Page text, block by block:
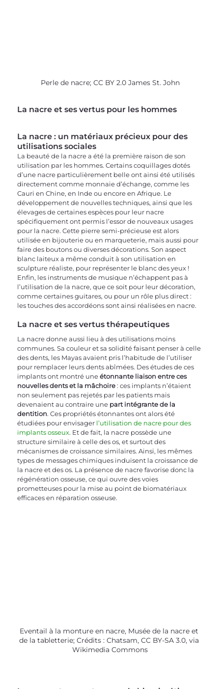
Perle de nacre; CC BY 2.0 James St. John
La nacre et ses vertus pour les hommes
La nacre : un matériaux précieux pour des
utilisations sociales
La beauté de la nacre a été la première raison de son
utilisation par les hommes. Certains coquillages dotés
d’une nacre particulièrement belle ont ainsi été utilisés
directement comme monnaie d’échange, comme les
Cauri en Chine, en Inde ou encore en Afrique. Le
développement de nouvelles techniques, ainsi que les
élevages de certaines espèces pour leur nacre
spécifiquement ont permis l’essor de nouveaux usages
pour la nacre. Cette pierre semi-précieuse est alors
utilisée en bijouterie ou en marqueterie, mais aussi pour
faire des boutons ou diverses décorations. Son aspect
blanc laiteux a même conduit à son utilisation en
sculpture réaliste, pour représenter le blanc des yeux !
Enfin, les instruments de musique n’échappent pas à
l’utilisation de la nacre, que ce soit pour leur décoration,
comme certaines guitares, ou pour un rôle plus direct :
les touches des accordéons sont ainsi réalisées en nacre.
La nacre et ses vertus thérapeutiques
La nacre donne aussi lieu à des utilisations moins
communes. Sa couleur et sa solidité faisant penser à celle
des dents, les Mayas avaient pris l’habitude de l’utiliser
pour remplacer leurs dents abîmées. Des études de ces
implants ont montré une étonnante liaison entre ces
nouvelles dents et la mâchoire : ces implants n’étaient
non seulement pas rejetés par les patients mais
devenaient au contraire une part intégrante de la
dentition. Ces propriétés étonnantes ont alors été
étudiées pour envisager l’utilisation de nacre pour des
implants osseux. Et de fait, la nacre possède une
structure similaire à celle des os, et surtout des
mécanismes de croissance similaires. Ainsi, les mêmes
types de messages chimiques induisent la croissance de
la nacre et des os. La présence de nacre favorise donc la
régénération osseuse, ce qui ouvre des voies
prometteuses pour la mise au point de biomatériaux
efficaces en réparation osseuse.
Eventail à la monture en nacre, Musée de la nacre et
de la tabletterie; Crédits : Chatsam, CC BY-SA 3.0, via
Wikimedia Commons